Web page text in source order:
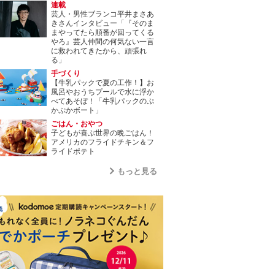
連載
芸人・男性ブランコ平井まさあ
きさんインタビュー「『そのま
まやってたら順番が回ってくる
やろ』芸人仲間の何気ない一言
に救われてきたから、頑張れ
る」
手づくり
【牛乳パックで夏の工作！】お
風呂やおうちプールで水に浮か
べてあそぼ！「牛乳パックのぷ
かぷかボート」
ごはん・おやつ
子どもが喜ぶ世界の晩ごはん！
アメリカのフライドチキン＆フ
ライドポテト
もっと見る